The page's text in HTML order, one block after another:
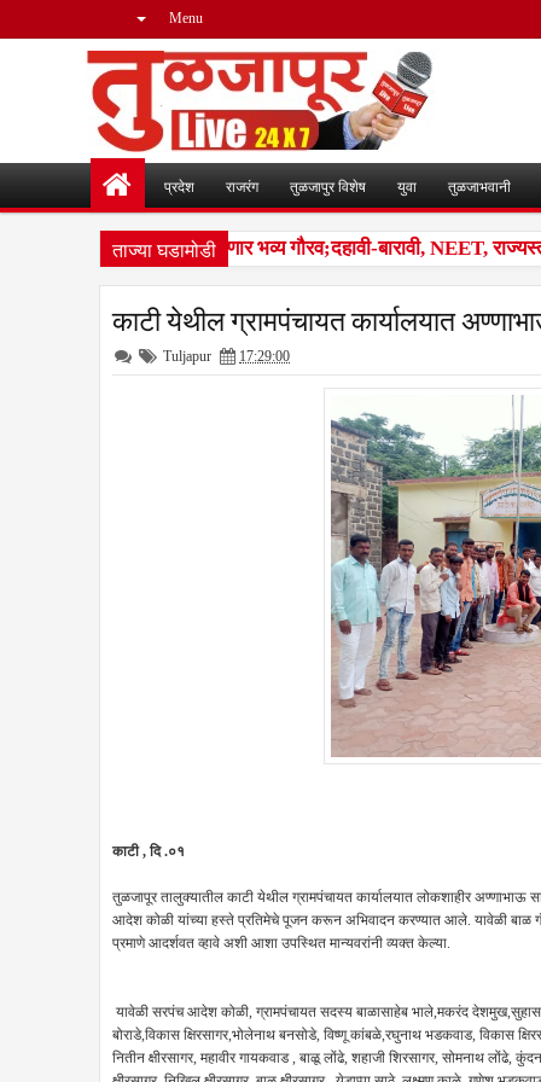
Menu
प्रदेश राजरंग तुळजापुर विशेष युवा तुळजाभवानी
ताज्या घडामोडी
समाजातील गुणवंतांचा होणार भव्य गौरव;दहावी-बारावी, NEET,
काटी येथील ग्रामपंचायत कार्यालयात
Tuljapur 17:29:00
काटी , दि .०१
तुळजापूर तालुक्यातील काटी येथील ग्रामपंचायत कार्यालयात लोकशाहीर अण्णाभाऊ
आदेश कोळी यांच्या हस्ते प्रतिमेचे पूजन करून अभिवादन करण्यात आले. यावेळी बाळ
प्रमाणे आदर्शवत व्हावे अशी आशा उपस्थित मान्यवरांनी व्यक्त केल्या.
यावेळी सरपंच आदेश कोळी, ग्रामपंचायत सदस्य बाळासाहेब भाले,मकरंद देशमुख,सुहास
बोराडे,विकास क्षिरसागर,भोलेनाथ बनसोडे, विष्णू कांबळे,रघुनाथ भडकवाड, विकास
नितीन क्षीरसागर, महावीर गायकवाड , बाळू लोंढे, शहाजी शिरसागर, सोमनाथ लोंढे,